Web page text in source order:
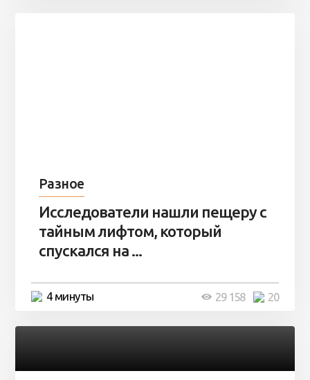
Разное
Исследователи нашли пещеру с
тайным лифтом, который
спускался на ...
4 минуты 20
29 158